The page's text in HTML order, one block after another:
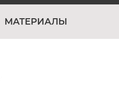
МАТЕРИАЛЫ